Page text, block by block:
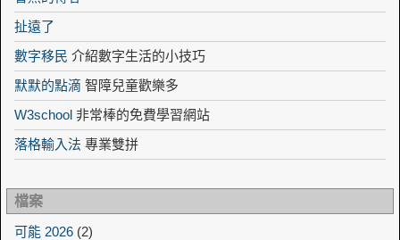
扯遠了
數字移民 介紹數字生活的小技巧
默默的點滴 智障兒童歡樂多
W3school 非常棒的免費學習網站
落格輸入法 專業雙拼
檔案
可能 2026 (2)